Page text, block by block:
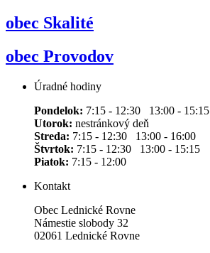
obec Skalité
obec Provodov
Úradné hodiny
Pondelok: 7:15 - 12:30 13:00 - 15:15
Utorok: nestránkový deň
Streda: 7:15 - 12:30 13:00 - 16:00
Štvrtok: 7:15 - 12:30 13:00 - 15:15
Piatok: 7:15 - 12:00
Kontakt
Obec Lednické Rovne
Námestie slobody 32
02061 Lednické Rovne